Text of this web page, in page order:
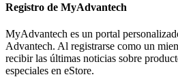
Registro de MyAdvantech
MyAdvantech es un portal
Advantech. Al registrarse como un
recibir las últimas noticias sobre
especiales en eStore.